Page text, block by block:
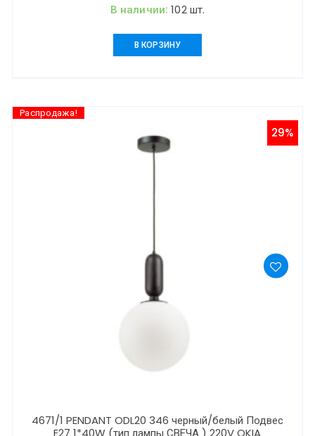
В наличии:102 шт.
В КОРЗИНУ
Распродажа!
4671/1 PENDANT ODL20 346 черный/белый Подвес
E27 1*40W (тип лампы СВЕЧА ) 220V OKIA
29%